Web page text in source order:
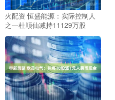
火配资 恒盛能源：实际控制人
之一杜顺仙减持11129万股